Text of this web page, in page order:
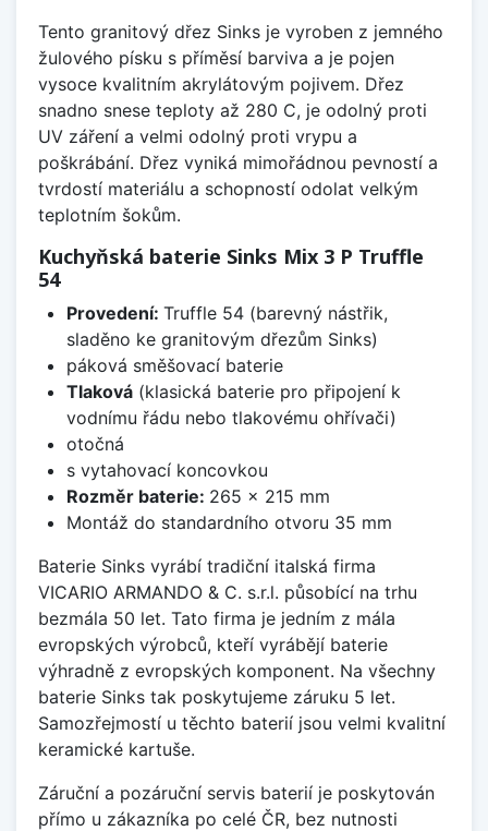
Tento granitový dřez Sinks je vyroben z jemného
žulového písku s příměsí barviva a je pojen
vysoce kvalitním akrylátovým pojivem. Dřez
snadno snese teploty až 280 C, je odolný proti
UV záření a velmi odolný proti vrypu a
poškrábání. Dřez vyniká mimořádnou pevností a
tvrdostí materiálu a schopností odolat velkým
teplotním šokům.
Kuchyňská baterie Sinks Mix 3 P Truffle
54
Provedení: Truffle 54 (barevný nástřik,
sladěno ke granitovým dřezům Sinks)
páková směšovací baterie
Tlaková(klasická baterie pro připojení k
vodnímu řádu nebo tlakovému ohřívači)
otočná
s vytahovací koncovkou
Rozměr baterie: 265 x 215 mm
Montáž do standardního otvoru 35 mm
Baterie Sinks vyrábí tradiční italská firma
VICARIO ARMANDO & C. s.r.l. působící na trhu
bezmála 50 let. Tato firma je jedním z mála
evropských výrobců, kteří vyrábějí baterie
výhradně z evropských komponent. Na všechny
baterie Sinks tak poskytujeme záruku 5 let.
Samozřejmostí u těchto baterií jsou velmi kvalitní
keramické kartuše.
Záruční a pozáruční servis baterií je poskytován
přímo u zákazníka po celé ČR, bez nutnosti